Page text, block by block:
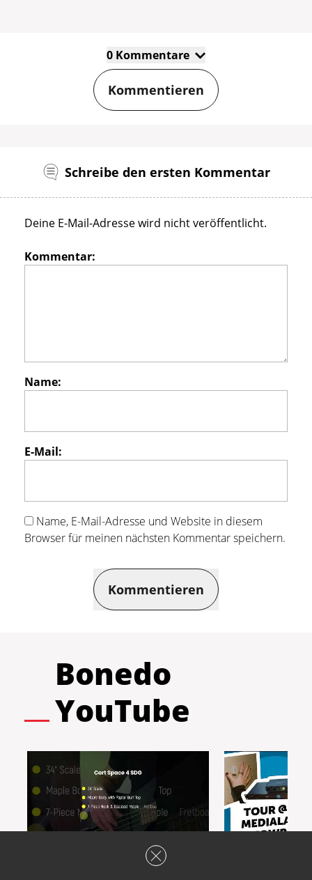
0 Kommentare
Kommentieren
Schreibe den ersten Kommentar
Deine E-Mail-Adresse wird nicht veröffentlicht.
Kommentar:
Name:
E-Mail:
Name, E-Mail-Adresse und Website in diesem
Browser für meinen nächsten Kommentar speichern.
Kommentieren
Bonedo
YouTube
Killer Sound: Cort Space 4